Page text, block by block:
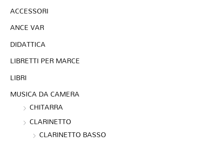
ACCESSORI
ANCE VAR
DIDATTICA
LIBRETTI PER MARCE
LIBRI
MUSICA DA CAMERA
CHITARRA
CLARINETTO
CLARINETTO BASSO